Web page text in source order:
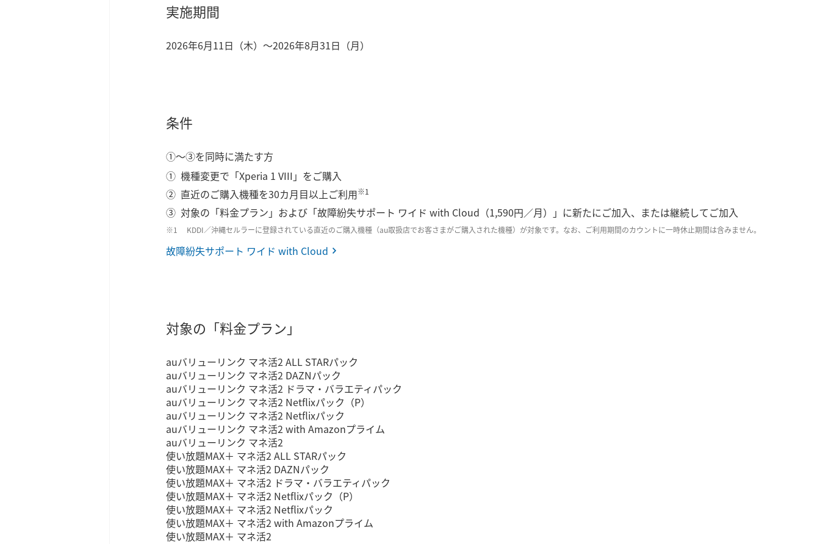
実施期間
2026年6月11日（木）～2026年8月31日（月）
条件
①～③を同時に満たす方
機種変更で「Xperia 1 VIII」をご購入
直近のご購入機種を30カ月目以上ご利用※1
対象の「料金プラン」および「故障紛失サポート ワイド with Cloud（1,590円／月）」に新たにご加入、または継続してご加入
KDDI／沖縄セルラーに登録されている直近のご購入機種（au取扱店でお客さまがご購入された機種）が対象です。なお、ご利用期間のカウントに一時休止期間は含みません。
故障紛失サポート ワイド with Cloud
対象の「料金プラン」
auバリューリンク マネ活2 ALL STARパック
auバリューリンク マネ活2 DAZNパック
auバリューリンク マネ活2 ドラマ・バラエティパック
auバリューリンク マネ活2 Netflixパック（P）
auバリューリンク マネ活2 Netflixパック
auバリューリンク マネ活2 with Amazonプライム
auバリューリンク マネ活2
使い放題MAX＋ マネ活2 ALL STARパック
使い放題MAX＋ マネ活2 DAZNパック
使い放題MAX＋ マネ活2 ドラマ・バラエティパック
使い放題MAX＋ マネ活2 Netflixパック（P）
使い放題MAX＋ マネ活2 Netflixパック
使い放題MAX＋ マネ活2 with Amazonプライム
使い放題MAX＋ マネ活2